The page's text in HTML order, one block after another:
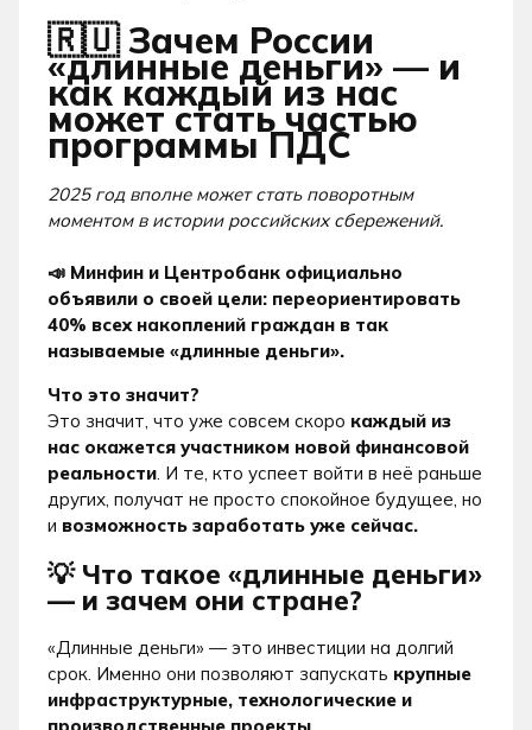
🇷🇺 Зачем России
«длинные деньги» — и
как каждый из нас
может стать частью
программы ПДС
2025 год вполне может стать поворотным
моментом в истории российских сбережений.
📣 Минфин и Центробанк официально
объявили о своей цели: переориентировать
40% всех накоплений граждан в так
называемые «длинные деньги».
Что это значит?
Это значит, что уже совсем скоро каждый из
нас окажется участником новой финансовой
реальности. И те, кто успеет войти в неё раньше
других, получат не просто спокойное будущее, но
и возможность заработать уже сейчас.
💡 Что такое «длинные деньги»
— и зачем они стране?
«Длинные деньги» — это инвестиции на долгий
срок. Именно они позволяют запускать крупные
инфраструктурные, технологические и